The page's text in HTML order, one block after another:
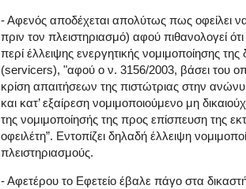
- Αφενός αποδέχεται απολύτως πως οφείλει
πριν τον πλειστηριασμό) αφού πιθανολογεί
περί έλλειψης ενεργητικής νομιμοποίησης της
(servicers), "αφού ο ν. 3156/2003, βάσει του
κρίση απαιτήσεων της πιστώτριας στην
και κατ’ εξαίρεση νομιμοποιούμενο μη
της νομιμοποίησής της προς επίσπευση της
οφειλέτη”. Εντοπίζει δηλαδή έλλειψη
πλειστηριασμούς.
- Αφετέρου το Εφετείο έβαλε πάγο στα